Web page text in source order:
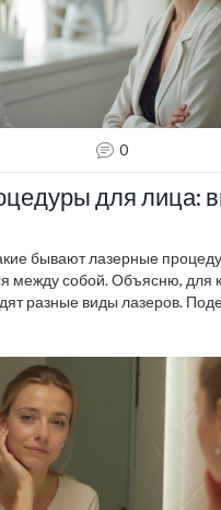
0
для лица:
бывают лазерные
между собой. Объясню, для
разные виды лазеров.
Материал поможет
выжать из процедуры